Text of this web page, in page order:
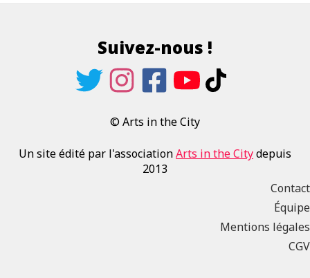
Suivez-nous !
© Arts in the City
Un site édité par l'associationArts in the Citydepuis
2013
Contact
Équipe
Mentions légales
CGV